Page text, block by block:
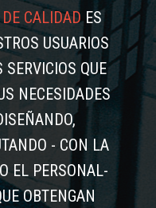
CALIDADES
USUARIOS
SERVICIOS QUE
NECESIDADES
- CON LA
EL PERSONAL-
OBTENGAN